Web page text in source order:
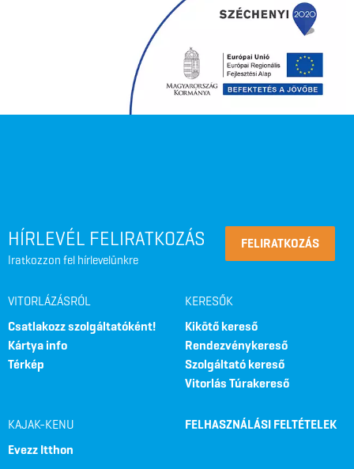
HÍRLEVÉL FELIRATKOZÁS
Iratkozzon fel hírlevelünkre
FELIRATKOZÁS
VITORLÁZÁSRÓL
Csatlakozz szolgáltatóként!
Kártya info
Térkép
KERESŐK
Kikötő kereső
Rendezvénykereső
Szolgáltató kereső
Vitorlás Túrakereső
KAJAK-KENU
Evezz Itthon
FELHASZNÁLÁSI FELTÉTELEK